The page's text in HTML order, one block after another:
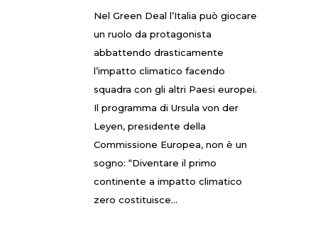
Nel Green Deal l’Italia può giocare
un ruolo da protagonista
abbattendo drasticamente
l’impatto climatico facendo
squadra con gli altri Paesi europei.
Il programma di Ursula von der
Leyen, presidente della
Commissione Europea, non è un
sogno: “Diventare il primo
continente a impatto climatico
zero costituisce...